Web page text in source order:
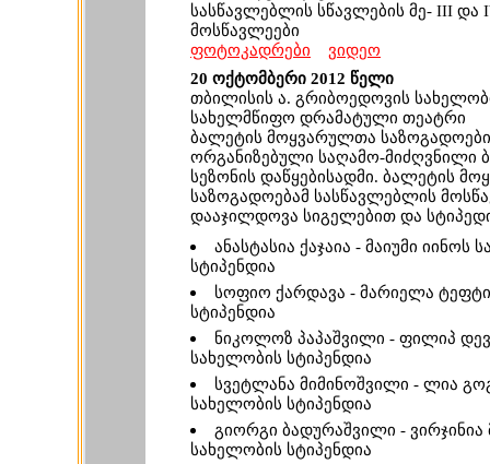
სასწავლებლის სწავლების მე- III და
მოსწავლეები
ფოტოკადრები
ვიდეო
20 ოქტომბერი 2012 წელი
თბილისის ა. გრიბოედოვის
სახელმწიფო დრამატული თეატრი
ბალეტის მოყვარულთა
ორგანიზებული საღამო-მიძღვნილი
სეზონის დაწყებისადმი. ბალეტის
საზოგადოებამ სასწავლებლის
დააჯილდოვა სიგელებით და
ანასტასია ქაჯაია - მაიუმი იინოს
სტიპენდია
სოფიო ქარდავა - მარიელა
სტიპენდია
ნიკოლოზ პაპაშვილი - ფილიპ
სახელობის სტიპენდია
სვეტლანა მიმინოშვილი - ლია
სახელობის სტიპენდია
გიორგი ბადურაშვილი - ვირჯინია
სახელობის სტიპენდია